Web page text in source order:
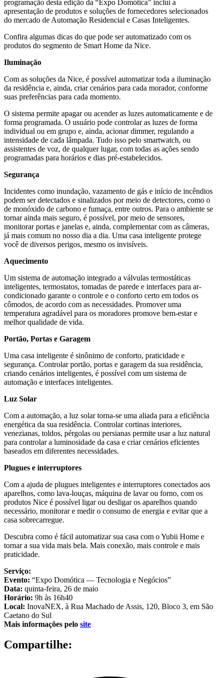
programação desta edição da “Expo Domótica” inclui a
apresentação de produtos e soluções de fornecedores selecionados
do mercado de Automação Residencial e Casas Inteligentes.
Confira algumas dicas do que pode ser automatizado com os
produtos do segmento de Smart Home da Nice.
Iluminação
Com as soluções da Nice, é possível automatizar toda a iluminação
da residência e, ainda, criar cenários para cada morador, conforme
suas preferências para cada momento.
O sistema permite apagar ou acender as luzes automaticamente e de
forma programada. O usuário pode controlar as luzes de forma
individual ou em grupo e, ainda, acionar dimmer, regulando a
intensidade de cada lâmpada. Tudo isso pelo smartwatch, ou
assistentes de voz, de qualquer lugar, com todas as ações sendo
programadas para horários e dias pré-estabelecidos.
Segurança
Incidentes como inundação, vazamento de gás e início de incêndios
podem ser detectados e sinalizados por meio de detectores, como o
de monóxido de carbono e fumaça, entre outros. Para o ambiente se
tornar ainda mais seguro, é possível, por meio de sensores,
monitorar portas e janelas e, ainda, complementar com as câmeras,
já mais comum no nosso dia a dia. Uma casa inteligente protege
você de diversos perigos, mesmo os invisíveis.
Aquecimento
Um sistema de automação integrado a válvulas termostáticas
inteligentes, termostatos, tomadas de parede e interfaces para ar-
condicionado garante o controle e o conforto certo em todos os
cômodos, de acordo com as necessidades. Promover uma
temperatura agradável para os moradores promove bem-estar e
melhor qualidade de vida.
Portão, Portas e Garagem
Uma casa inteligente é sinônimo de conforto, praticidade e
segurança. Controlar portão, portas e garagem da sua residência,
criando cenários inteligentes, é possível com um sistema de
automação e interfaces inteligentes.
Luz Solar
Com a automação, a luz solar torna-se uma aliada para a eficiência
energética da sua residência. Controlar cortinas interiores,
venezianas, toldos, pérgolas ou persianas permite usar a luz natural
para controlar a luminosidade da casa e criar cenários eficientes
baseados em diferentes necessidades.
Plugues e interruptores
Com a ajuda de plugues inteligentes e interruptores conectados aos
aparelhos, como lava-louças, máquina de lavar ou forno, com os
produtos Nice é possível ligar ou desligar os aparelhos quando
necessário, monitorar e medir o consumo de energia e evitar que a
casa sobrecarregue.
Descubra como é fácil automatizar sua casa com o Yubii Home e
tornar a sua vida mais bela. Mais conexão, mais controle e mais
praticidade.
Serviço:
Evento: “Expo Domótica — Tecnologia e Negócios”
Data: quinta-feira, 26 de maio
Horário: 9h às 16h40
Local: InovaNEX, à Rua Machado de Assis, 120, Bloco 3, em São
Caetano do Sul
Mais informações pelo site
Compartilhe: